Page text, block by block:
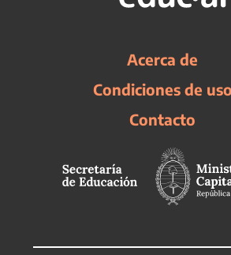
Acerca de
Condiciones de uso
Contacto